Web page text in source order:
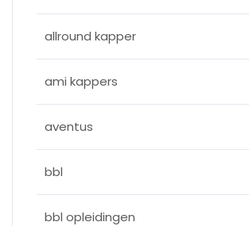
allround kapper
ami kappers
aventus
bbl
bbl opleidingen